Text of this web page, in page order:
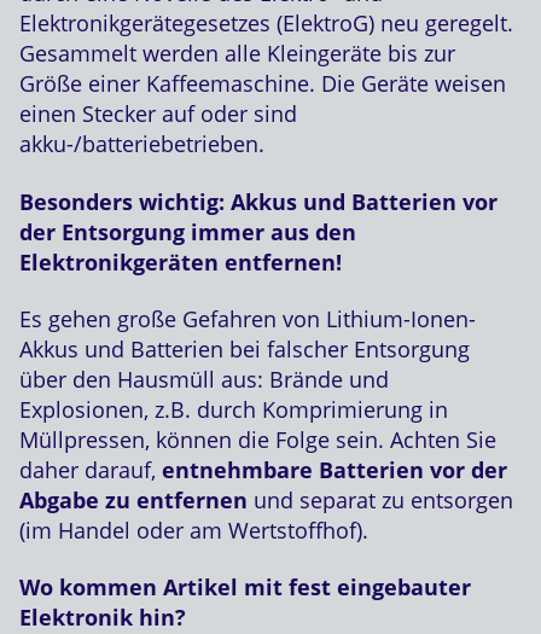
Elektronikgerätegesetzes (ElektroG) neu geregelt.
Gesammelt werden alle Kleingeräte bis zur
Größe einer Kaffeemaschine. Die Geräte weisen
einen Stecker auf oder sind
akku-/batteriebetrieben.
Besonders wichtig: Akkus und Batterien vor
der Entsorgung immer aus den
Elektronikgeräten entfernen!
Es gehen große Gefahren von Lithium-Ionen-
Akkus und Batterien bei falscher Entsorgung
über den Hausmüll aus: Brände und
Explosionen, z.B. durch Komprimierung in
Müllpressen, können die Folge sein. Achten Sie
daher darauf, entnehmbare Batterien vor der
Abgabe zu entfernen und separat zu entsorgen
(im Handel oder am Wertstoffhof).
Wo kommen Artikel mit fest eingebauter
Elektronik hin?